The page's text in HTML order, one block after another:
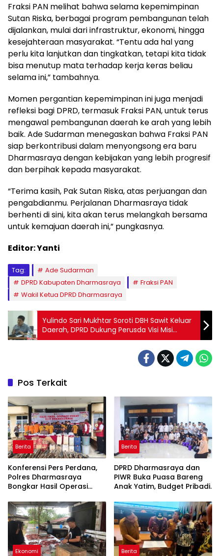
Fraksi PAN melihat bahwa selama kepemimpinan
Sutan Riska, berbagai program pembangunan telah
dijalankan, mulai dari infrastruktur, ekonomi, hingga
kesejahteraan masyarakat. “Tentu ada hal yang
perlu kita lanjutkan dan tingkatkan, tetapi kita tidak
bisa menutup mata terhadap kerja keras beliau
selama ini,” tambahnya.
Momen pergantian kepemimpinan ini juga menjadi
refleksi bagi DPRD, termasuk Fraksi PAN, untuk terus
mengawal pembangunan daerah ke arah yang lebih
baik. Ade Sudarman menegaskan bahwa Fraksi PAN
siap berkontribusi dalam menyongsong era baru
Dharmasraya dengan kebijakan yang lebih progresif
dan berpihak kepada masyarakat.
“Terima kasih, Pak Sutan Riska, atas perjuangan dan
pengabdianmu. Perjalanan Dharmasraya tidak
berhenti di sini, kita akan terus melangkah bersama
untuk kemajuan daerah ini,” pungkasnya.
Editor: Yanti
Tag:
Ade Sudarman
DPRD Kabupaten Dharmasraya
Fraksi PAN
Wakil Ketua DPRD Dharmasraya
Yulindo Sari Mukhtar Soroti DBH Sawit Keluar
Daerah, DPRD Dukung Perusda Visi Misi
Bupati Terpilih.
Pos Terkait
Berita
Konferensi Pers Perdana,
Polres Dharmasraya
Bongkar Hasil Operasi
1447 H
Berita
DPRD Dharmasraya dan
PIWR Buka Puasa Bareng
Anak Yatim, Budget Pribadi.
Ekonomi Berita